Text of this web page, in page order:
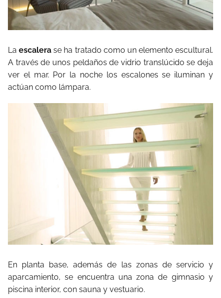
La escalera se ha tratado como un elemento escultural.
A través de unos peldaños de vidrio translúcido se deja
ver el mar. Por la noche los escalones se iluminan y
actúan como lámpara.
En planta base, además de las zonas de servicio y
aparcamiento, se encuentra una zona de gimnasio y
piscina interior, con sauna y vestuario.